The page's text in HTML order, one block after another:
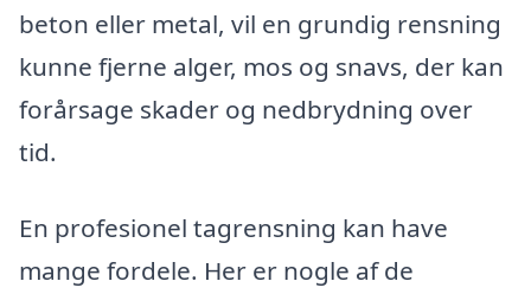
beton eller metal, vil en grundig rensning
kunne fjerne alger, mos og snavs, der kan
forårsage skader og nedbrydning over
tid.
En profesionel tagrensning kan have
mange fordele. Her er nogle af de